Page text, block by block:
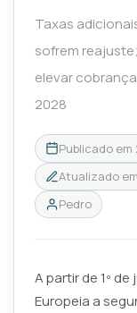
Taxas
sofrem
elevar
2028
Publicado em
Atualizado em
Pedro
A partir de 1º
Europeia a